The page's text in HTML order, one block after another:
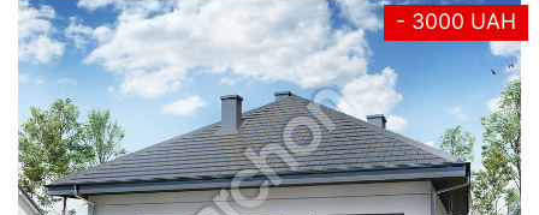
- 3000 UAH